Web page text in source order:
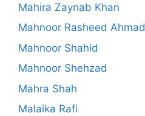
Mahira Zaynab Khan
Mahnoor Rasheed Ahmad
Mahnoor Shahid
Mahnoor Shehzad
Mahra Shah
Malaika Rafi